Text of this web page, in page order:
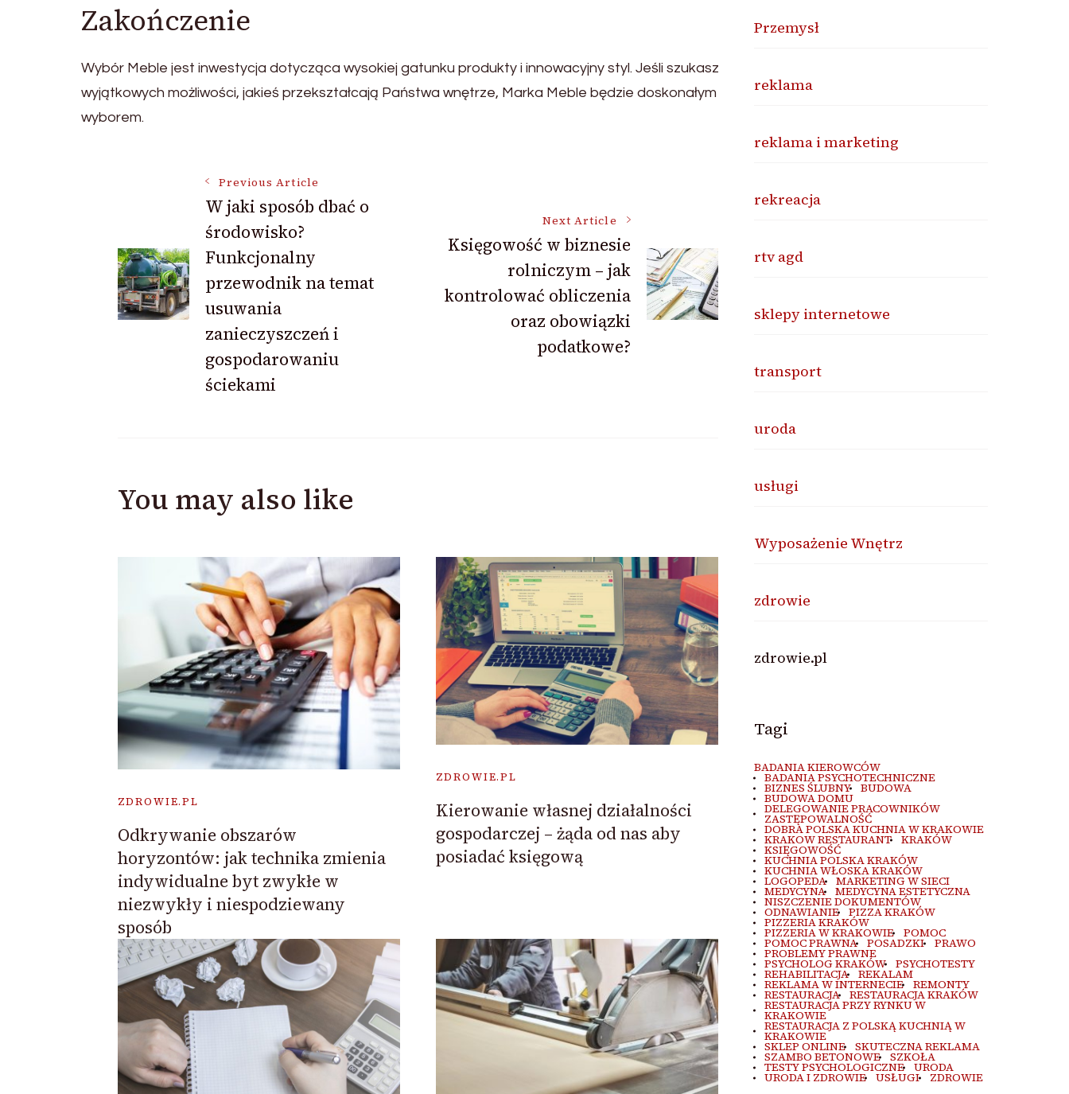
Zakończenie
Wybór Meble jest inwestycja dotycząca wysokiej gatunku produkty i innowacyjny styl. Jeśli szukasz
wyjątkowych możliwości, jakieś przekształcają Państwa wnętrze, Marka Meble będzie doskonałym
wyborem.
Navigation
Previous Article
W jaki sposób dbać o
środowisko?
Funkcjonalny
przewodnik na temat
usuwania
zanieczyszczeń i
gospodarowaniu
ściekami
Next Article
Księgowość w biznesie
rolniczym – jak
kontrolować obliczenia
oraz obowiązki
podatkowe?
You may also like
ZDROWIE.PL
Odkrywanie obszarów
horyzontów: jak technika zmienia
indywidualne byt zwykłe w
niezwykły i niespodziewany
sposób
ZDROWIE.PL
Kierowanie własnej działalności
gospodarczej – żąda od nas aby
posiadać księgową
Przemysł
reklama
reklama i marketing
rekreacja
rtv agd
sklepy internetowe
transport
uroda
usługi
Wyposażenie Wnętrz
zdrowie
zdrowie.pl
Tagi
BADANIA KIEROWCÓW
BADANIA PSYCHOTECHNICZNE
BIZNES ŚLUBNY BUDOWA
BUDOWA DOMU
DELEGOWANIE PRACOWNIKÓW
ZASTĘPOWALNOŚĆ
DOBRA POLSKA KUCHNIA W KRAKOWIE
KRAKOW RESTAURANT KRAKÓW
KSIĘGOWOŚĆ
KUCHNIA POLSKA KRAKÓW
KUCHNIA WŁOSKA KRAKÓW
LOGOPEDA MARKETING W SIECI
MEDYCYNA MEDYCYNA ESTETYCZNA
NISZCZENIE DOKUMENTÓW
ODNAWIANIE PIZZA KRAKÓW
PIZZERIA KRAKÓW
PIZZERIA W KRAKOWIE POMOC
POMOC PRAWNA POSADZKI PRAWO
PROBLEMY PRAWNE
PSYCHOLOG KRAKÓW PSYCHOTESTY
REHABILITACJA REKALAM
REKLAMA W INTERNECIE REMONTY
RESTAURACJA RESTAURACJA KRAKÓW
RESTAURACJA PRZY RYNKU W
KRAKOWIE
RESTAURACJA Z POLSKĄ KUCHNIĄ W
KRAKOWIE
SKLEP ONLINE SKUTECZNA REKLAMA
SZAMBO BETONOWE SZKOŁA
TESTY PSYCHOLOGICZNE URODA
URODA I ZDROWIE USŁUGI ZDROWIE